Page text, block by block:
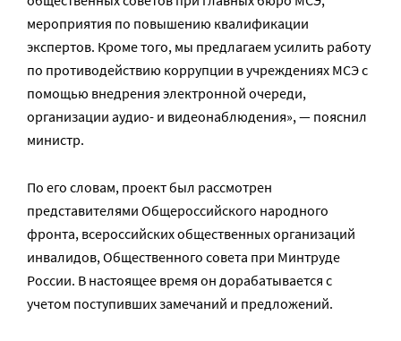
мероприятия по повышению квалификации
экспертов. Кроме того, мы предлагаем усилить работу
по противодействию коррупции в учреждениях МСЭ с
помощью внедрения электронной очереди,
организации аудио- и видеонаблюдения», — пояснил
министр.
По его словам, проект был рассмотрен
представителями Общероссийского народного
фронта, всероссийских общественных организаций
инвалидов, Общественного совета при Минтруде
России. В настоящее время он дорабатывается с
учетом поступивших замечаний и предложений.